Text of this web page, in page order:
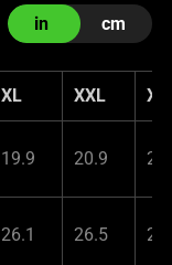
in cm
XL XXL
19.9 20.9
26.1 26.5